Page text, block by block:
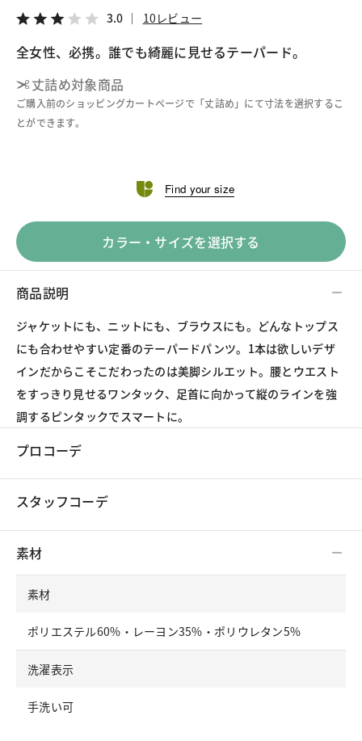
3.0 10レビュー
全女性、必携。誰でも綺麗に見せるテーパード。
丈詰め対象商品
ご購入前のショッピングカートページで「丈詰め」にて寸法を選択するこ
とができます。
Find your size
カラー・サイズを選択する
商品説明
ジャケットにも、ニットにも、ブラウスにも。どんなトップス
にも合わせやすい定番のテーパードパンツ。1本は欲しいデザ
インだからこそこだわったのは美脚シルエット。腰とウエスト
をすっきり見せるワンタック、足首に向かって縦のラインを強
調するピンタックでスマートに。
プロコーデ
スタッフコーデ
素材
素材
ポリエステル60%・レーヨン35%・ポリウレタン5%
洗濯表示
手洗い可